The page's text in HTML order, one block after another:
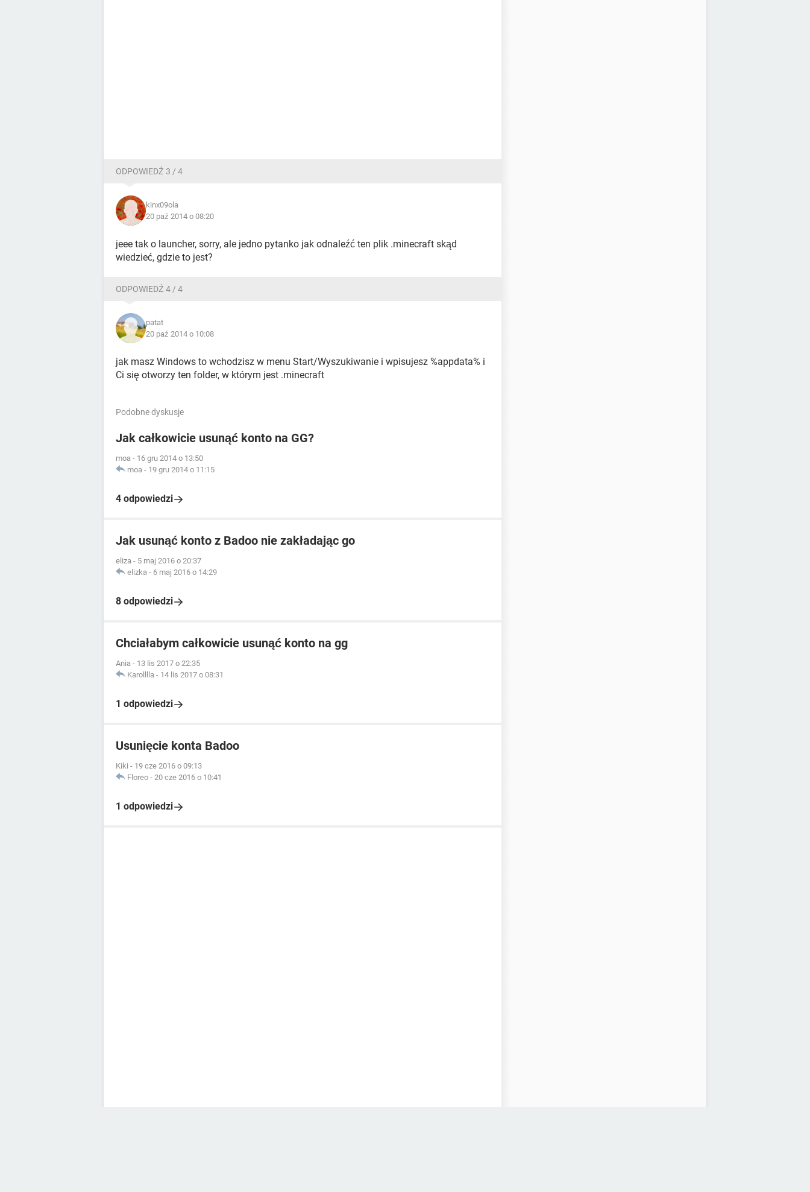
ODPOWIEDŹ 3 / 4
kinx09ola
20 paź 2014 o 08:20
jeee tak o launcher, sorry, ale jedno pytanko jak odnaleźć ten plik .minecraft skąd
wiedzieć, gdzie to jest?
ODPOWIEDŹ 4 / 4
patat
20 paź 2014 o 10:08
jak masz Windows to wchodzisz w menu Start/Wyszukiwanie i wpisujesz %appdata% i
Ci się otworzy ten folder, w którym jest .minecraft
Podobne dyskusje
Jak całkowicie usunąć konto na GG?
moa - 16 gru 2014 o 13:50
moa - 19 gru 2014 o 11:15
4 odpowiedzi
Jak usunąć konto z Badoo nie zakładając go
eliza - 5 maj 2016 o 20:37
elizka - 6 maj 2016 o 14:29
8 odpowiedzi
Chciałabym całkowicie usunąć konto na gg
Ania - 13 lis 2017 o 22:35
Karolllla - 14 lis 2017 o 08:31
1 odpowiedzi
Usunięcie konta Badoo
Kiki - 19 cze 2016 o 09:13
Floreo - 20 cze 2016 o 10:41
1 odpowiedzi